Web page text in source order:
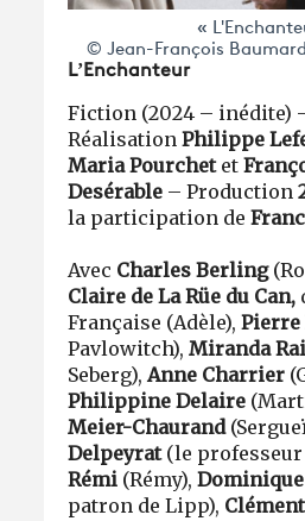
«
© Jean-François
L’Enchanteur
Fiction (2024 – inédite)
RéalisationPhilippe
Maria Pourchetet
Desérable – Production
la participation de
Avec Charles Berling
Claire de La Rüe du Can,
Française (Adèle),
Pavlowitch),Miranda
Seberg),Anne Charrier
Philippine Delaire
Meier-Chaurand
Delpeyrat(le
Rémi (Rémy),
patron de Lipp),